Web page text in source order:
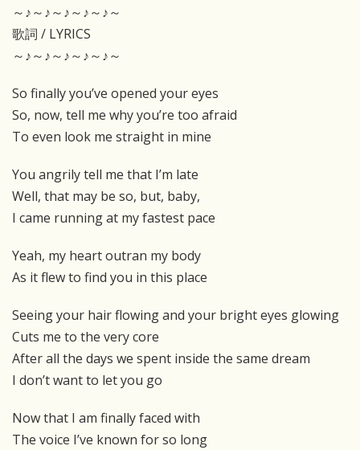
～♪～♪～♪～♪～♪～
歌詞 / LYRICS
～♪～♪～♪～♪～♪～
So finally you’ve opened your eyes
So, now, tell me why you’re too afraid
To even look me straight in mine
You angrily tell me that I’m late
Well, that may be so, but, baby,
I came running at my fastest pace
Yeah, my heart outran my body
As it flew to find you in this place
Seeing your hair flowing and your bright eyes glowing
Cuts me to the very core
After all the days we spent inside the same dream
I don’t want to let you go
Now that I am finally faced with
The voice I’ve known for so long